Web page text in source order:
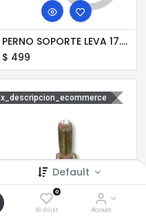
Default
0
Wishlist Account
PERNO SOPORTE LEVA 17.5 AMP
$ 499
x_descripcion_ecommerce